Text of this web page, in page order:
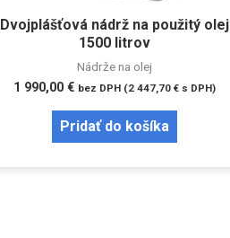
Dvojplášťová nádrž na použitý olej
1500 litrov
Nádrže na olej
1 990,00 € bez DPH (2 447,70 €s DPH)
Pridať do košíka